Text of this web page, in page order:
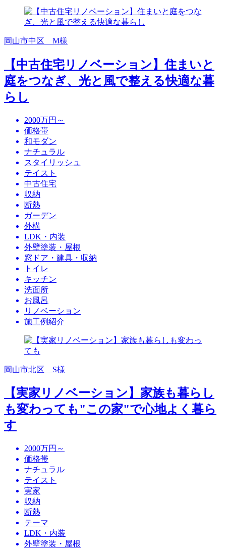
岡山市中区 M様
【中古住宅リノベーション】住まいと
庭をつなぎ、光と風で整える快適な暮
らし
2000万円～
価格帯
和モダン
ナチュラル
スタイリッシュ
テイスト
中古住宅
収納
断熱
ガーデン
外構
LDK・内装
外壁塗装・屋根
窓ドア・建具・収納
トイレ
キッチン
洗面所
お風呂
リノベーション
施工例紹介
岡山市北区 S様
【実家リノベーション】家族も暮らし
も変わっても"この家"で心地よく暮ら
す
2000万円～
価格帯
ナチュラル
テイスト
実家
収納
断熱
テーマ
LDK・内装
外壁塗装・屋根